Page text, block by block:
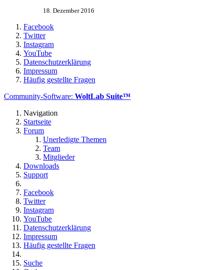
18. Dezember 2016
Facebook
Twitter
Instagram
YouTube
Datenschutzerklärung
Impressum
Häufig gestellte Fragen
Community-Software: WoltLab Suite™
Navigation
Startseite
Forum
Unerledigte Themen
Team
Mitglieder
Downloads
Support
Facebook
Twitter
Instagram
YouTube
Datenschutzerklärung
Impressum
Häufig gestellte Fragen
Suche